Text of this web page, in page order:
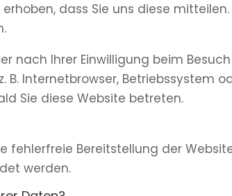
dass Sie uns diese
nach Ihrer Einwilligung beim
Internetbrowser, Betriebssystem
Sie diese Website betreten.
fehlerfreie Bereitstellung der
werden.